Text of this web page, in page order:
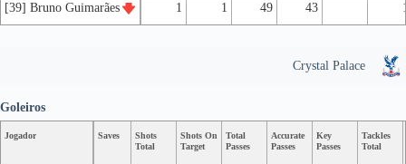
[39] Bruno Guimarães
1 1 49 43
Crystal Palace
Jogador Saves
Shots
Total
Shots On
Target
Total
Passes
Accurate
Passes
Key
Passes
Tackles
Total
Goleiros